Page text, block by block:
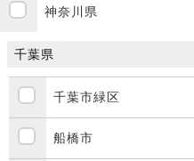
神奈川県
千葉県
千葉市緑区
船橋市